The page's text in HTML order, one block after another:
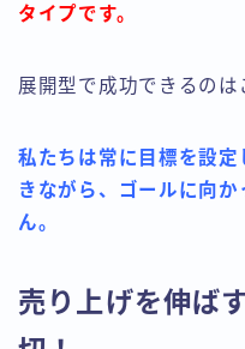
タイプです。
展開型で成功できるのは
私たちは常に目標を設
きながら、ゴールに向
ん。
売り上げを伸ば